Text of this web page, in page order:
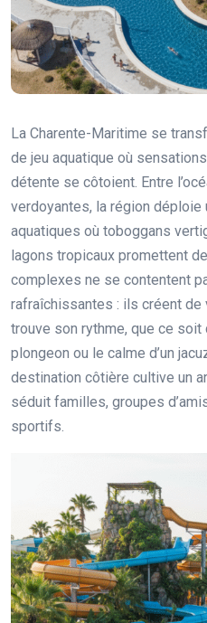
La Charente-Maritime se
de jeu aquatique où
détente se côtoient. Entre
verdoyantes, la région
aquatiques où toboggans
lagons tropicaux promettent
complexes ne se contentent
rafraîchissantes : ils créent de
trouve son rythme, que ce soit
plongeon ou le calme d’un
destination côtière cultive un
séduit familles, groupes
sportifs.